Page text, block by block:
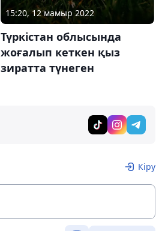
15:20, 12 мамыр 2022
Түркістан облысында
жоғалып кеткен қыз
зиратта түнеген
Кіру